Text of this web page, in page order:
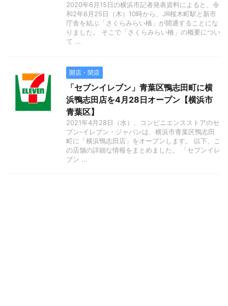
2020年6月15日の横浜市記者発表資料によると、令
和2年6月25日（木）10時から、JR桜木町駅と新市
庁舎を結ぶ「さくらみらい橋」が開通することにな
りました。 そこで「さくらみらい橋」の概要につい
て ...
開店・閉店
「セブンイレブン」青葉区鴨志田町に横
浜鴨志田店を4月28日オープン【横浜市
青葉区】
2021年4月28日（水）、コンビニエンスストアのセ
ブン-イレブン・ジャパンは、横浜市青葉区鴨志田
町に「横浜鴨志田店」をオープンします。 以下、こ
の店舗の詳細な情報をまとめました。 「セブンイレ
ブン ...